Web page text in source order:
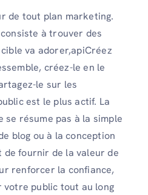
de tout plan marketing.
à trouver des
va adorer,apiCréez
créez-le en le
le sur les
est le plus actif. La
résume pas à la simple
blog ou à la conception
de fournir de la valeur de
renforcer la confiance,
votre public tout au long